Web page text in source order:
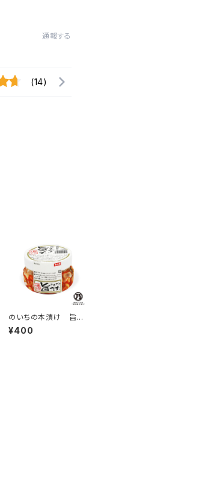
通報する
(14)
のいちの本漬け 旨だ
れキムチ 270g
¥400